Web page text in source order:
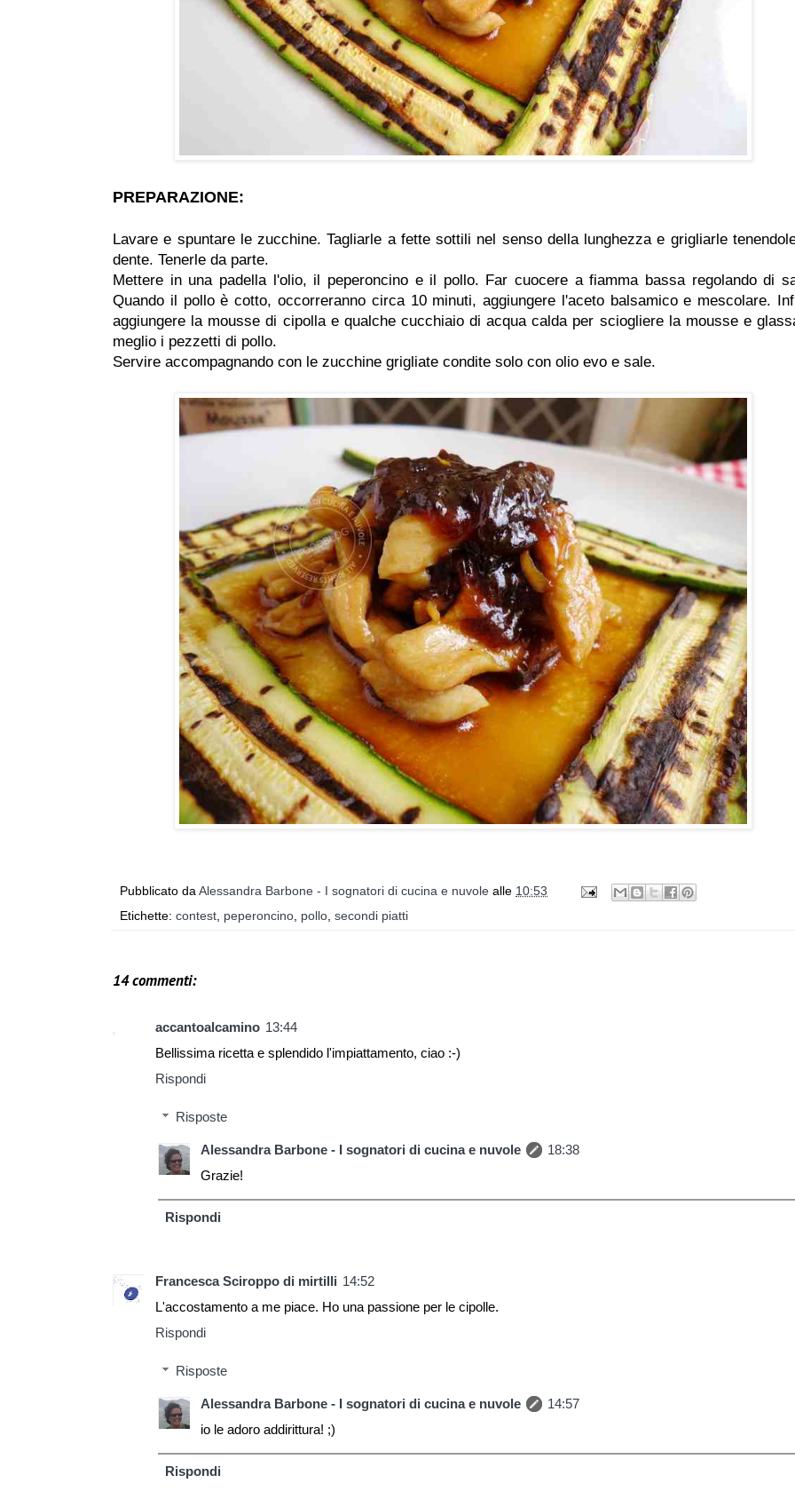
PREPARAZIONE:
Lavare e spuntare le zucchine. Tagliarle a fette sottili nel senso della lunghezza e grigliarle
dente. Tenerle da parte.
Mettere in una padella l'olio, il peperoncino e il pollo. Far cuocere a fiamma bassa regolando di
Quando il pollo è cotto, occorreranno circa 10 minuti, aggiungere l'aceto balsamico e mescolare.
aggiungere la mousse di cipolla e qualche cucchiaio di acqua calda per sciogliere la mousse e
meglio i pezzetti di pollo.
Servire accompagnando con le zucchine grigliate condite solo con olio evo e sale.
Pubblicato da Alessandra Barbone - I sognatori di cucina e nuvole alle 10:53
Etichette: contest peperoncino pollo secondi piatti
14 commenti:
accantoalcamino 13:44
Bellissima ricetta e splendido l'impiattamento, ciao :-)
Rispondi
Risposte
Alessandra Barbone - I sognatori di cucina e nuvole
18:38
Grazie!
Rispondi
Francesca Sciroppo di mirtilli 14:52
L'accostamento a me piace. Ho una passione per le cipolle.
Rispondi
Risposte
Alessandra Barbone - I sognatori di cucina e nuvole
14:57
io le adoro addirittura! ;)
Rispondi